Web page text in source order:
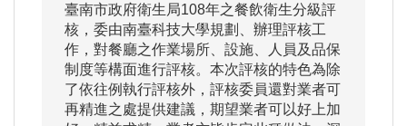
臺南市政府衛生局108年之餐飲衛生分級評
核，委由南臺科技大學規劃、辦理評核工
作，對餐廳之作業場所、設施、人員及品保
制度等構面進行評核。本次評核的特色為除
了依往例執行評核外，評核委員還對業者可
再精進之處提供建議，期望業者可以好上加